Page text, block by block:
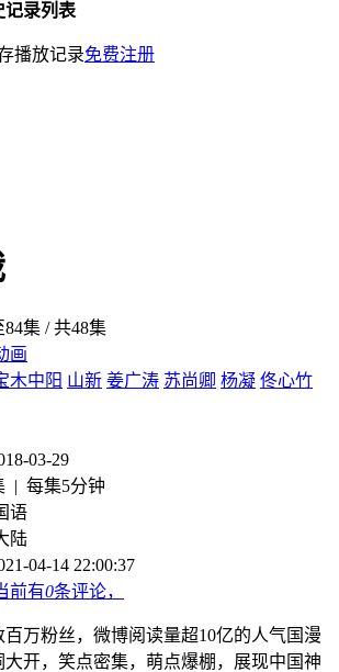
记录列表
播放记录免费注册
84集 / 共48集
画
木中阳 山新 姜广涛 苏尚卿 杨凝 佟心竹
03-29
| 每集5分钟
语
陆
04-14 22:00:37
前有0条评论，
百万粉丝，微博阅读量超10亿的人气国漫
开，笑点密集，萌点爆棚，展现中国神